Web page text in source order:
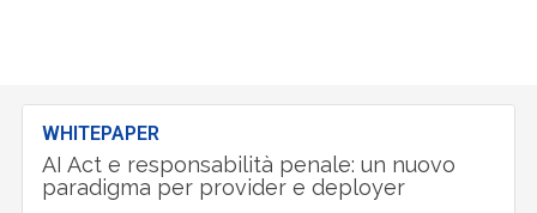
WHITEPAPER
AI Act e responsabilità penale: un nuovo
paradigma per provider e deployer